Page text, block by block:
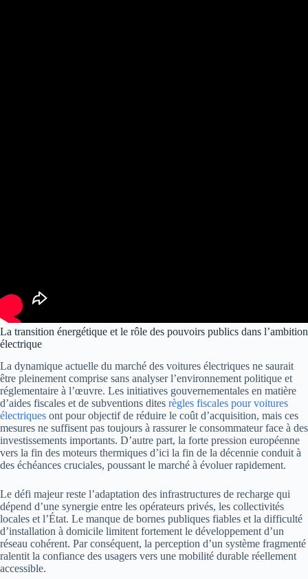
La transition énergétique et le rôle des pouvoirs publics dans l’ambition
électrique
La dynamique actuelle du marché des voitures électriques ne saurait
être pleinement comprise sans analyser l’environnement politique et
réglementaire à l’œuvre. Les initiatives gouvernementales en matière
d’aides fiscales et de subventions dites règles fiscales pour voitures
électriques ont pour objectif de réduire le coût d’acquisition, mais ces
mesures ne suffisent pas toujours à rassurer le consommateur face à des
investissements importants. D’autre part, la forte pression européenne
vers la fin des moteurs thermiques d’ici la fin de la décennie conduit à
des échéances cruciales, poussant le marché à évoluer rapidement.
Le défi majeur reste l’adaptation des infrastructures de recharge qui
dépend d’une synergie entre les opérateurs privés, les collectivités
locales et l’État. Le manque de bornes publiques fiables et la difficulté
d’installation à domicile limitent fortement le développement d’un
réseau cohérent. Par conséquent, la perception d’un système fragmenté
ralentit la confiance des usagers vers une mobilité durable réellement
accessible.